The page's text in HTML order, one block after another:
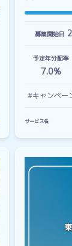
募集開始日
予定年分配率
7.0%
#キャンペー
サービス名